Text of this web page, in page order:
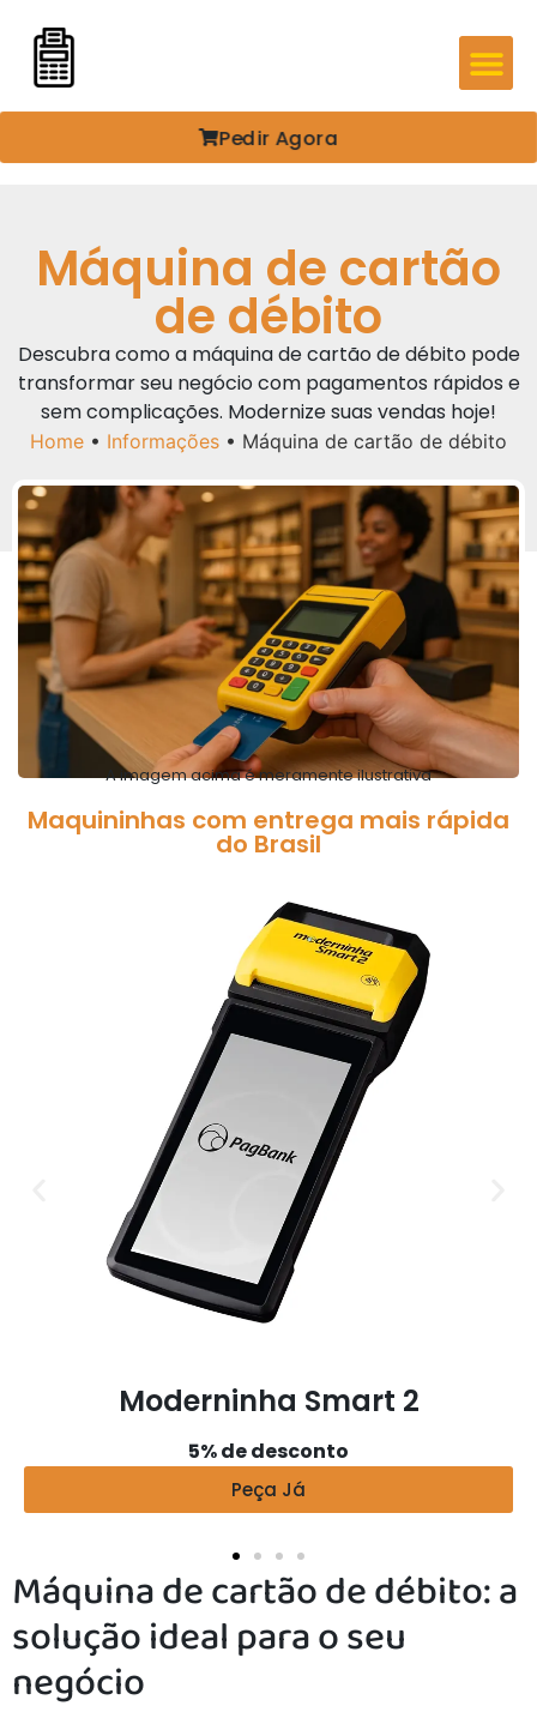
Pedir Agora
Máquina de cartão
de débito
Descubra como a máquina de cartão de débito pode
transformar seu negócio com pagamentos rápidos e
sem complicações. Modernize suas vendas hoje!
Home • Informações • Máquina de cartão de débito
A imagem acima é meramente ilustrativa
Maquininhas com entrega mais rápida
do Brasil
Moderninha Smart 2
5% de desconto
Peça Já
Máquina de cartão de débito: a
solução ideal para o seu
negócio